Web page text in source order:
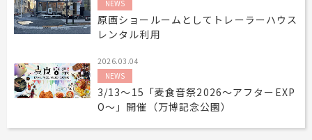
NEWS
原画ショールームとしてトレーラーハウス
レンタル利用
2026.03.04
NEWS
3/13～15「麦食音祭2026～アフターEXP
O～」開催（万博記念公園）